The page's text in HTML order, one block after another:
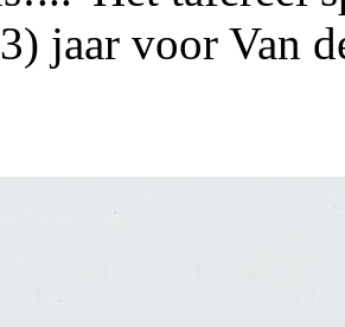
jaar voor Van